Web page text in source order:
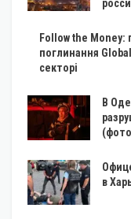
Follow the Money:
поглинання
секторі
В
в